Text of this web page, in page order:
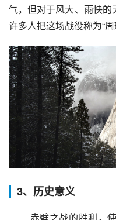
气，但对于风大、雨快
许多人把这场战役称为“周
3、历史意义